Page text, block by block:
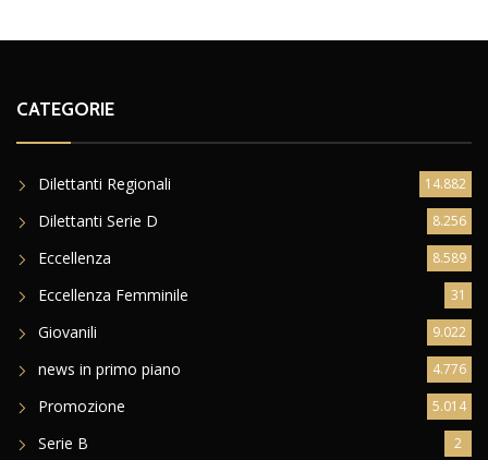
CATEGORIE
Dilettanti Regionali 14.882
Dilettanti Serie D 8.256
Eccellenza 8.589
Eccellenza Femminile 31
Giovanili 9.022
news in primo piano 4.776
Promozione 5.014
Serie B 2